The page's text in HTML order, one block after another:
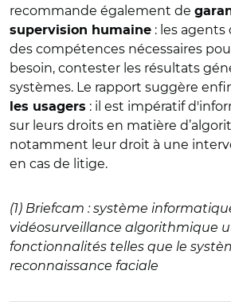
recommande également de
supervision humaine : les
des compétences nécessaires
besoin, contester les résultats
systèmes. Le rapport suggère
les usagers : il est impératif
sur leurs droits en matière
notamment leur droit à une
en cas de litige.
(1) Briefcam :système
vidéosurveillance algorithmique
fonctionnalités telles que le
reconnaissance faciale